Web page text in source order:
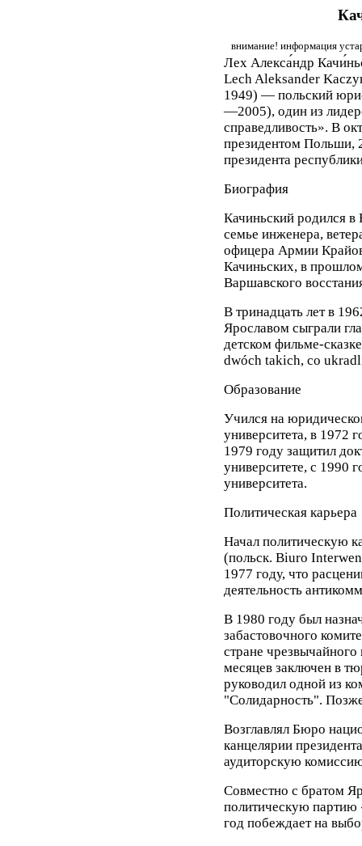
внимание! информация
Лех Алекса́ндр
Lech Aleksander
1949) — польский
—2005), один из
справедливость». В
президентом Польши,
президента
Биография
Качиньский родился
семье инженера,
офицера Армии
Качиньских, в
Варшавского
В тринадцать лет в
Ярославом сыграли
детском фильме-
dwóch takich, co
Образование
Учился на
университета, в 1972
1979 году защитил
университете, с 1990
университета.
Политическая карьера
Начал политическую
(польск. Biuro
1977 году, что
деятельность
В 1980 году был
забастовочного
стране
месяцев заключен в
руководил одной из
"Солидарность".
Возглавлял Бюро
канцелярии
аудиторскую
Совместно с братом
политическую партию
год побеждает на